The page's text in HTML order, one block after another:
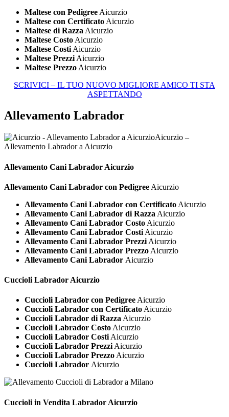
Maltese con Pedigree Aicurzio
Maltese con Certificato Aicurzio
Maltese di Razza Aicurzio
Maltese Costo Aicurzio
Maltese Costi Aicurzio
Maltese Prezzi Aicurzio
Maltese Prezzo Aicurzio
SCRIVICI – IL TUO NUOVO MIGLIORE AMICO TI STA
ASPETTANDO
Allevamento Labrador
Aicurzio –
Allevamento Labrador a Aicurzio
Allevamento Cani Labrador Aicurzio
Allevamento Cani Labrador con Pedigree Aicurzio
Allevamento Cani Labrador con Certificato Aicurzio
Allevamento Cani Labrador di Razza Aicurzio
Allevamento Cani Labrador Costo Aicurzio
Allevamento Cani Labrador Costi Aicurzio
Allevamento Cani Labrador Prezzi Aicurzio
Allevamento Cani Labrador Prezzo Aicurzio
Allevamento Cani Labrador Aicurzio
Cuccioli Labrador Aicurzio
Cuccioli Labrador con PedigreeAicurzio
Cuccioli Labrador con CertificatoAicurzio
Cuccioli Labrador di RazzaAicurzio
Cuccioli Labrador CostoAicurzio
Cuccioli Labrador CostiAicurzio
Cuccioli Labrador PrezziAicurzio
Cuccioli Labrador PrezzoAicurzio
Cuccioli Labrador Aicurzio
Cuccioli in Vendita Labrador Aicurzio